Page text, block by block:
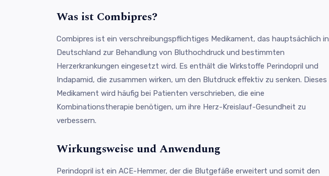
Was ist Combipres?
Combipres ist ein verschreibungspflichtiges Medikament, das hauptsächlich in
Deutschland zur Behandlung von Bluthochdruck und bestimmten
Herzerkrankungen eingesetzt wird. Es enthält die Wirkstoffe Perindopril und
Indapamid, die zusammen wirken, um den Blutdruck effektiv zu senken. Dieses
Medikament wird häufig bei Patienten verschrieben, die eine
Kombinationstherapie benötigen, um ihre Herz-Kreislauf-Gesundheit zu
verbessern.
Wirkungsweise und Anwendung
Perindopril ist ein ACE-Hemmer, der die Blutgefäße erweitert und somit den